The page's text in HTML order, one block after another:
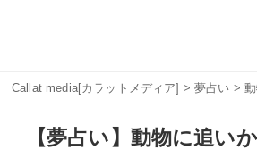
Callat media[カラットメディア] >夢占い >
【夢占い】動物に追い